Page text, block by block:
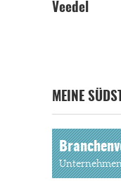
Veedel
MEINE